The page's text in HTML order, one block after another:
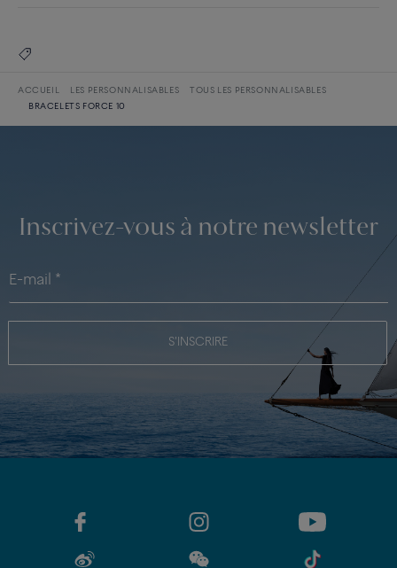
ACCUEIL LES PERSONNALISABLES
TOUS LES PERSONNALISABLES
BRACELETS FORCE 10
Inscrivez-vous à notre newsletter
S'INSCRIRE